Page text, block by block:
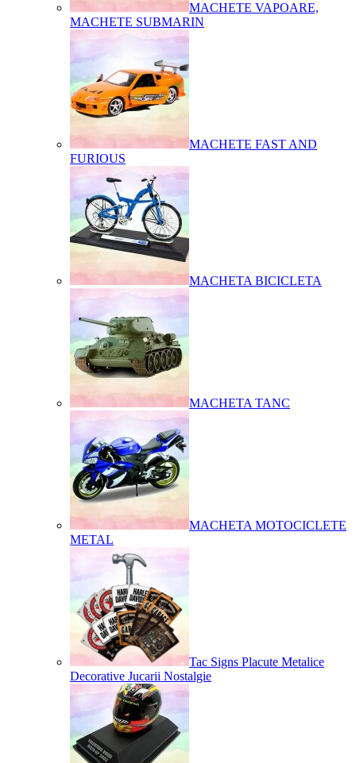
MACHETE VAPOARE,
MACHETE SUBMARIN
MACHETE FAST AND
FURIOUS
MACHETA BICICLETA
MACHETA TANC
MACHETA MOTOCICLETE
METAL
Tac Signs Placute Metalice
Decorative Jucarii Nostalgie